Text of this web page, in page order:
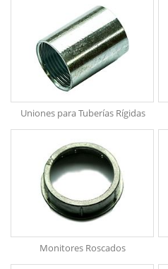
Uniones para Tuberías Rígidas
Monitores Roscados